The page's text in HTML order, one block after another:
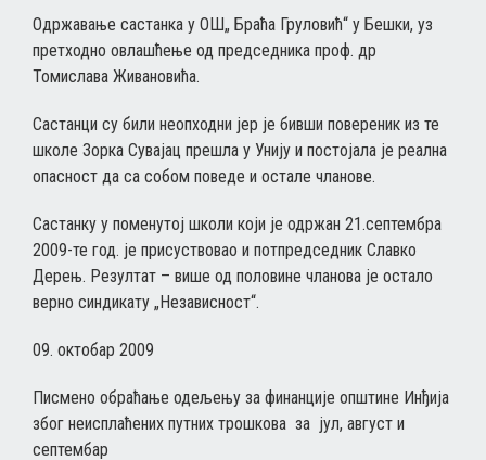
Одржавање састанка у ОШ„ Браћа Груловић“ у Бешки, уз
претходно овлашћење од председника проф. др
Томислава Живановића.
Састанци су били неопходни јер је бивши повереник из те
школе Зорка Сувајац прешла у Унију и постојала је реална
опасност да са собом поведе и остале чланове.
Састанку у поменутој школи који је одржан 21.септембра
2009-те год. је присуствовао и потпредседник Славко
Дерењ. Резултат – више од половине чланова је остало
верно синдикату „Независност“.
09. октобар 2009
Писмено обраћање одељењу за финанције општине Инђија
због неисплаћених путних трошкова за јул, август и
септембар